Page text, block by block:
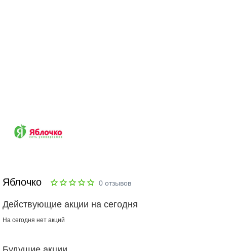
Яблочко 0 отзывов
Действующие акции на сегодня
На сегодня нет акций